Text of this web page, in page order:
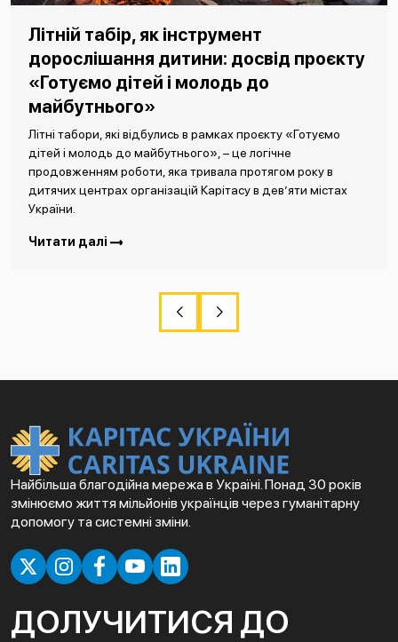
Літній табір, як інструмент
дорослішання дитини: досвід проєкту
«Готуємо дітей і молодь до
майбутнього»
Літні табори, які відбулись в рамках проєкту «Готуємо
дітей і молодь до майбутнього», – це логічне
продовженням роботи, яка тривала протягом року в
дитячих центрах організацій Карітасу в дев’яти містах
України.
Читати далі
Найбільша благодійна мережа в Україні. Понад 30 років
змінюємо життя мільйонів українців через гуманітарну
допомогу та системні зміни.
ДОЛУЧИТИСЯ ДО